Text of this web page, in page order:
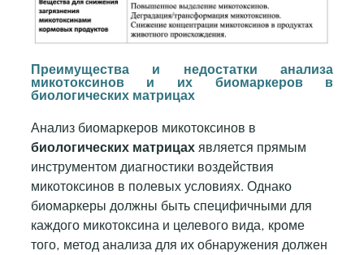
Преимущества и недостатки анализа
микотоксинов и их биомаркеров в
биологических матрицах
Анализ биомаркеров микотоксинов в
биологических матрицахявляется прямым
инструментом диагностики воздействия
микотоксинов в полевых условиях. Однако
биомаркеры должны быть специфичными для
каждого микотоксина и целевого вида, кроме
того, метод анализа для их обнаружения должен